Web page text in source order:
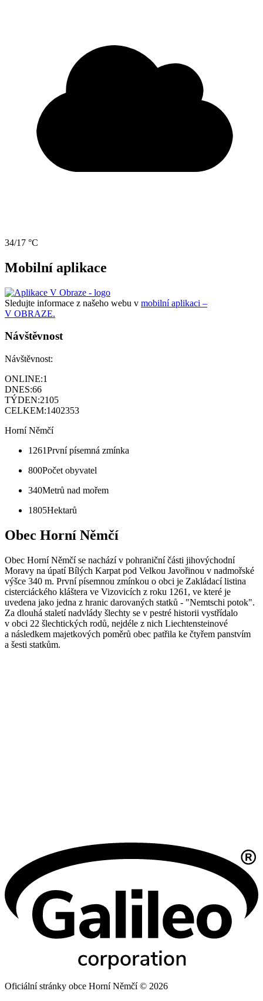
34/17 °C
Mobilní aplikace
Sledujte informace z našeho webu v mobilní aplikaci –
V OBRAZE.
Návštěvnost
Návštěvnost:
ONLINE:1
DNES:66
TÝDEN:2105
CELKEM:1402353
Horní Němčí
1261První písemná zmínka
800Počet obyvatel
340Metrů nad mořem
1805Hektarů
Obec Horní Němčí
Obec Horní Němčí se nachází v pohraniční části jihovýchodní
Moravy na úpatí Bílých Karpat pod Velkou Javořinou v nadmořské
výšce 340 m. První písemnou zmínkou o obci je Zakládací listina
cisterciáckého kláštera ve Vizovicích z roku 1261, ve které je
uvedena jako jedna z hranic darovaných statků - "Nemtschi potok".
Za dlouhá staletí nadvlády šlechty se v pestré historii vystřídalo
v obci 22 šlechtických rodů, nejdéle z nich Liechtensteinové
a následkem majetkových poměrů obec patřila ke čtyřem panstvím
a šesti statkům.
Oficiální stránky obce Horní Němčí © 2026